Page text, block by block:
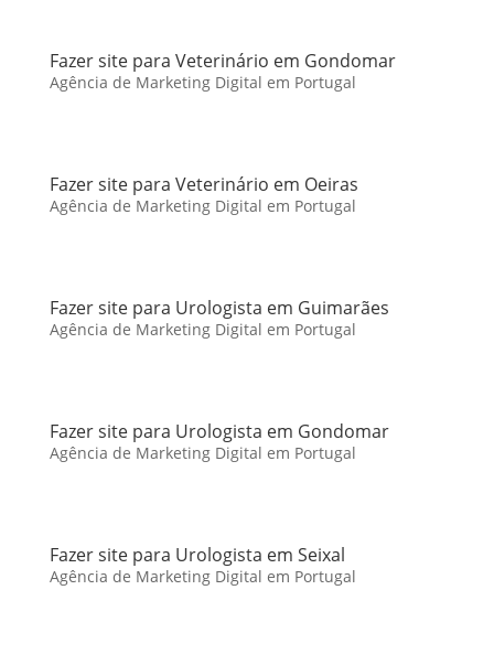
Fazer site para Veterinário em Gondomar
Agência de Marketing Digital em Portugal
Fazer site para Veterinário em Oeiras
Agência de Marketing Digital em Portugal
Fazer site para Urologista em Guimarães
Agência de Marketing Digital em Portugal
Fazer site para Urologista em Gondomar
Agência de Marketing Digital em Portugal
Fazer site para Urologista em Seixal
Agência de Marketing Digital em Portugal